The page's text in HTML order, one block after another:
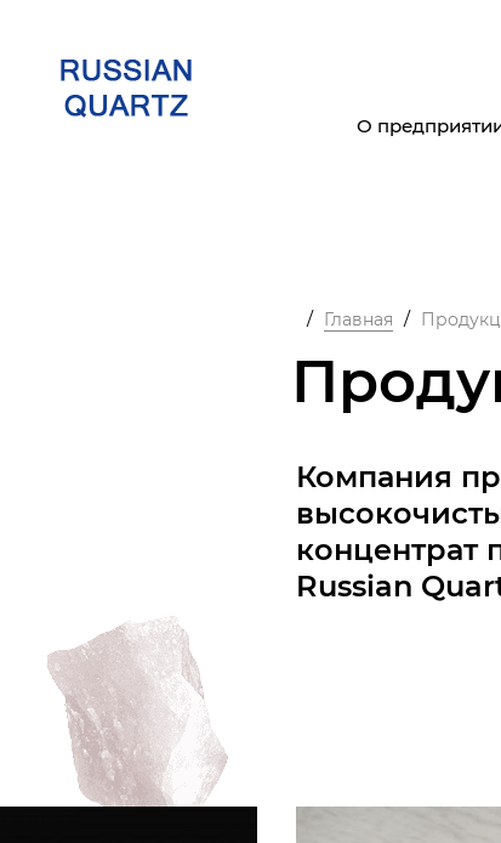
О
/ Главная /
Компания
концентрат
Russian